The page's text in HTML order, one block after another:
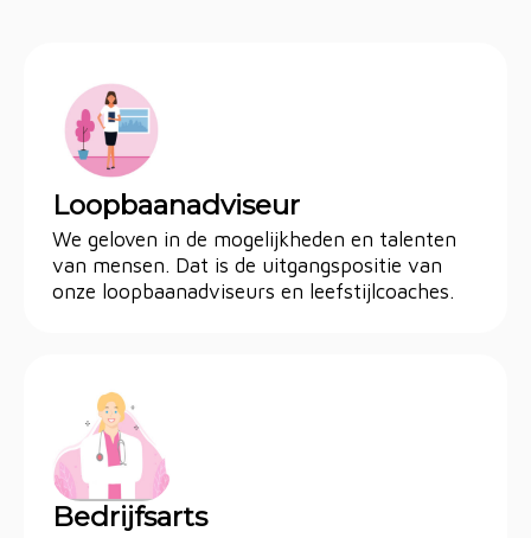
Loopbaanadviseur
We geloven in de mogelijkheden en talenten
van mensen. Dat is de uitgangspositie van
onze loopbaanadviseurs en leefstijlcoaches.
Bedrijfsarts